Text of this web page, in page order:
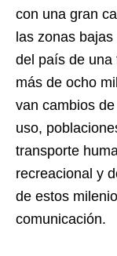
con una gran
las zonas
del país de una
más de ocho
van cambios
uso,
transporte
recreacional y
de estos
comunicación.